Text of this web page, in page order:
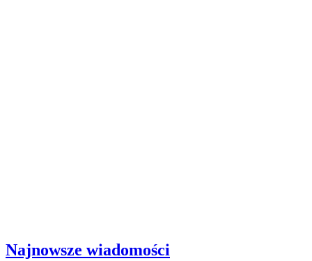
Najnowsze wiadomości